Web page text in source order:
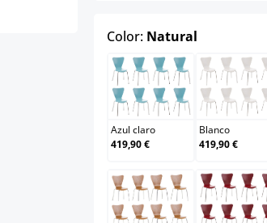
Color: Natural
Azul claro
Azul claro
419,90 €
Blanco
419,90 €
Roble Rojo